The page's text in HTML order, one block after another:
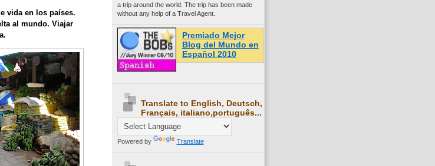
vida en los países.
al mundo. Viajar
a trip around the world. The trip has been made
without any help of a Travel Agent.
Premiado Mejor
Blog del Mundo en
Español 2010
Translate to English, Deutsch,
Français, italiano,português...
Powered by Translate